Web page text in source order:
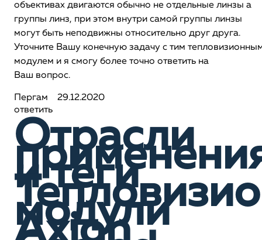
объективах двигаются обычно не отдельные линзы а
группы линз, при этом внутри самой группы линзы
могут быть неподвижны относительно друг друга.
Уточните Вашу конечную задачу с тим
модулем и я смогу более точно ответить на
Ваш вопрос.
Пергам 29.12.2020
ответить
Отрасли
и теги
модули